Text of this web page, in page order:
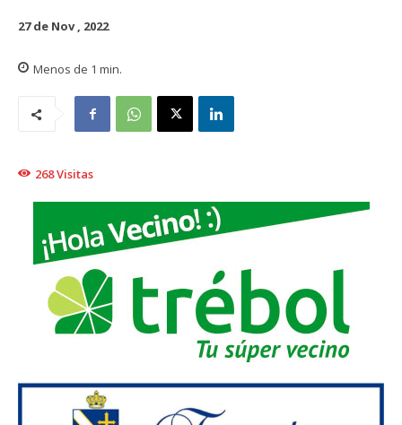
27 de Nov , 2022
Menos de 1 min.
268Visitas